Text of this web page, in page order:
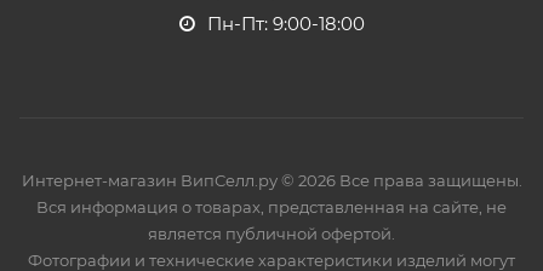
Пн-Пт: 9:00-18:00
Интернет-магазин ВипСелл.ру © 2026 Все права защищены.
Вся информация о товарах, представленная на сайте, не
является публичной офертой.
Фотографии и технические характеристики изделий могут